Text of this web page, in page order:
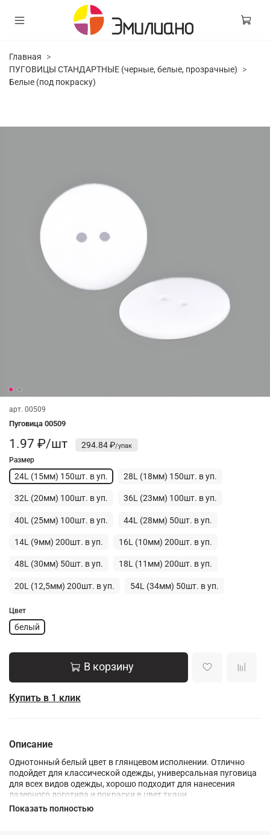
Главная
ПУГОВИЦЫ СТАНДАРТНЫЕ (черные, белые, прозрачные)
Белые (под покраску)
арт. 00509
Пуговица 00509
1.97 ₽/шт 294.84 ₽
Размер
24L (15мм) 150шт. в уп. 28L (18мм) 150шт. в уп.
32L (20мм) 100шт. в уп. 36L (23мм) 100шт. в уп.
40L (25мм) 100шт. в уп. 44L (28мм) 50шт. в уп.
14L (9мм) 200шт. в уп. 16L (10мм) 200шт. в уп.
48L (30мм) 50шт. в уп. 18L (11мм) 200шт. в уп.
20L (12,5мм) 200шт. в уп. 54L (34мм) 50шт. в уп.
Цвет
белый
В корзину
Купить в 1 клик
Описание
Однотонный белый цвет в глянцевом исполнении. Отлично
подойдет для классической одежды, универсальная пуговица
для всех видов одежды, хорошо подходит для нанесения
лазерного логотипа и покраски в цвет ткани.
Показать полностью